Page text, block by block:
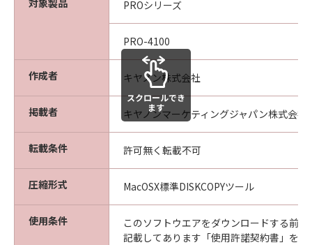
保証の否認・免責
(1) 「本ソフトウエア」は、『現状のまま』の
状態で使用許諾されます。キヤノン、キヤノン
の関連会社、それらの販売代理店及び販売店
は、「本ソフトウエア」に関して、商品性及び
特定の目的への適合性の保証を含め、いかなる
保証も、明示たると黙示たるとを問わず一切し
ないものとします。
(2) キヤノン、キヤノンの関連会社、それらの販
売代理店及び販売店は、「許諾ソフトウエア」
の使用または使用不能から生ずるいかなる損害
（逸失利益及びその他の派生的または付随的な
損害を含むがこれらに限定されない）につい
て、一切の責任を負わないものとします。例
え、キヤノン、キヤノンの関連会社、それらの
対象製品 PROシリーズ
PRO-4100
作成者 キヤノン株式会社
掲載者 キヤノンマーケティングジャパン株式会社
転載条件 許可無く転載不可
圧縮形式 MacOSX標準DISKCOPYツール
使用条件
このソフトウエアをダウンロードする前
記載してあります「使用許諾契約書」を
スクロールでき
ます